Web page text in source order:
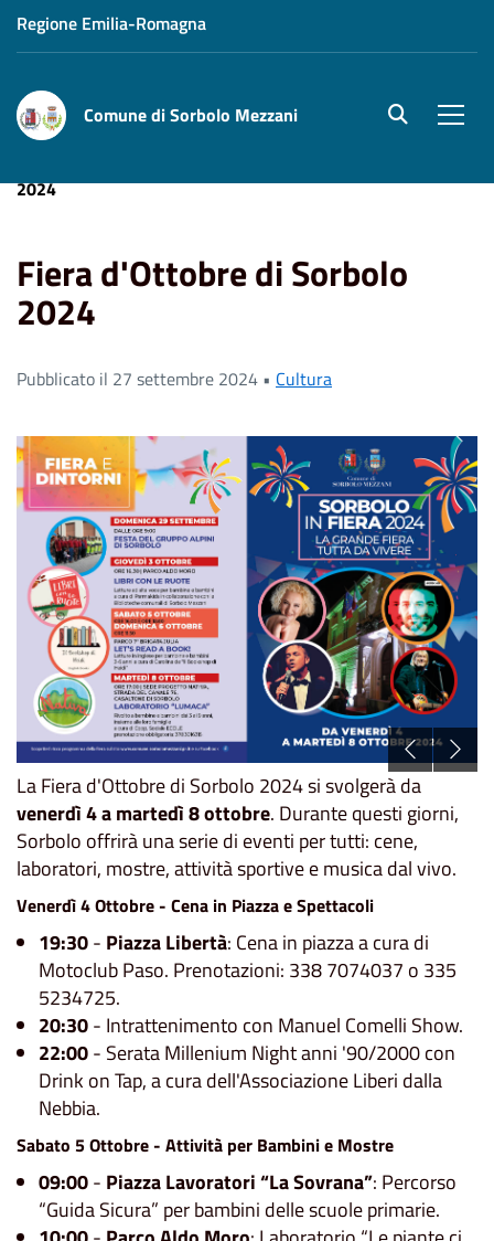
Regione Emilia-Romagna
Comune di Sorbolo Mezzani site.searc
2024
Fiera d'Ottobre di Sorbolo
2024
Pubblicato il 27 settembre 2024 • Cultura
La Fiera d'Ottobre di Sorbolo 2024 si svolgerà da
venerdì 4 a martedì 8 ottobre. Durante questi giorni,
Sorbolo offrirà una serie di eventi per tutti: cene,
laboratori, mostre, attività sportive e musica dal vivo.
Venerdì 4 Ottobre - Cena in Piazza e Spettacoli
19:30- Piazza Libertà: Cena in piazza a cura di
Motoclub Paso. Prenotazioni: 338 7074037 o 335
5234725.
20:30- Intrattenimento con Manuel Comelli Show.
22:00- Serata Millenium Night anni '90/2000 con
Drink on Tap, a cura dell'Associazione Liberi dalla
Nebbia.
Sabato 5 Ottobre - Attività per Bambini e Mostre
09:00- Piazza Lavoratori “La Sovrana”: Percorso
“Guida Sicura” per bambini delle scuole primarie.